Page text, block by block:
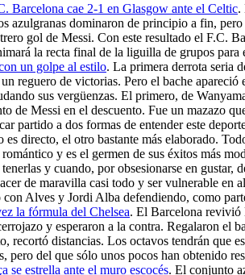
Barcelona cae 2-1 en Glasgow ante el Celtic.
azulgranas dominaron de principio a fin,
gol de Messi. Con este resultado el F.C.
la recta final de la liguilla de grupos
un golpe al estilo. La primera derrota seria
reguero de victorias. Pero el bache
sus vergüenzas. El primero, de
de Messi en el descuento. Fue un mazazo
partido a dos formas de entender este
directo, el otro bastante más elaborado.
y es el germen de sus éxitos más
y cuando, por obsesionarse en
de maravilla casi todo y ser vulnerable
con Alves y Jordi Alba defendiendo, como
la fórmula del Chelsea. El Barcelona revivió
y esperaron a la contra. Regalaron
recortó distancias. Los octavos tendrán que
pero del que sólo unos pocos han
se estrella ante el muro escocés. El conjunto